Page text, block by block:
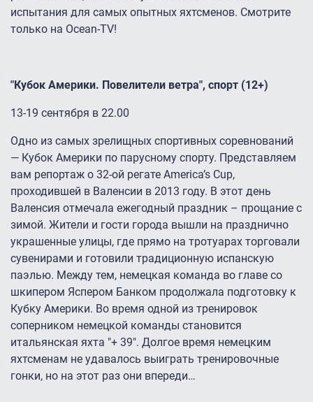
испытания для самых опытных яхтсменов. Смотрите
только на Ocean-TV!
"Кубок Америки. Повелители ветра", спорт (12+)
13-19 сентября в 22.00
Одно из самых зрелищных спортивных соревнований
— Кубок Америки по парусному спорту. Представляем
вам репортаж о 32-ой регате America’s Cup,
проходившей в Валенсии в 2013 году. В этот день
Валенсия отмечала ежегодный праздник – прощание с
зимой. Жители и гости города вышли на празднично
украшенные улицы, где прямо на тротуарах торговали
сувенирами и готовили традиционную испанскую
паэлью. Между тем, немецкая команда во главе со
шкипером Яспером Банком продолжала подготовку к
Кубку Америки. Во время одной из тренировок
соперником немецкой команды становится
итальянская яхта "+ 39". Долгое время немецким
яхтсменам не удавалось выиграть тренировочные
гонки, но на этот раз они впереди…